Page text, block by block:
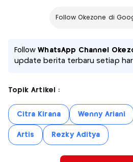
Follow Okezone di
FollowWhatsApp Channel
update berita terbaru setiap
Topik Artikel :
Citra Kirana Wenny Ariani
Artis Rezky Aditya